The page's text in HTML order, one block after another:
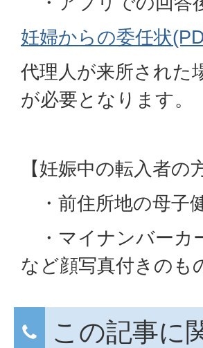
妊婦からの委任状
代理人が来所された
が必要となります。
【妊娠中の転入者の
・前住所地の母子
・マイナンバーカ
など顔写真付きのも
この記事に